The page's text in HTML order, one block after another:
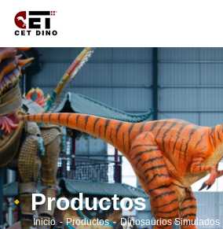
Productos
Inicio - Productos - Dinosaurios Simulados